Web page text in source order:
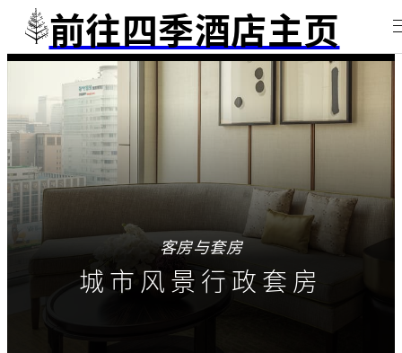
前往四季酒店主页
客房与套房
城市风景行政套房